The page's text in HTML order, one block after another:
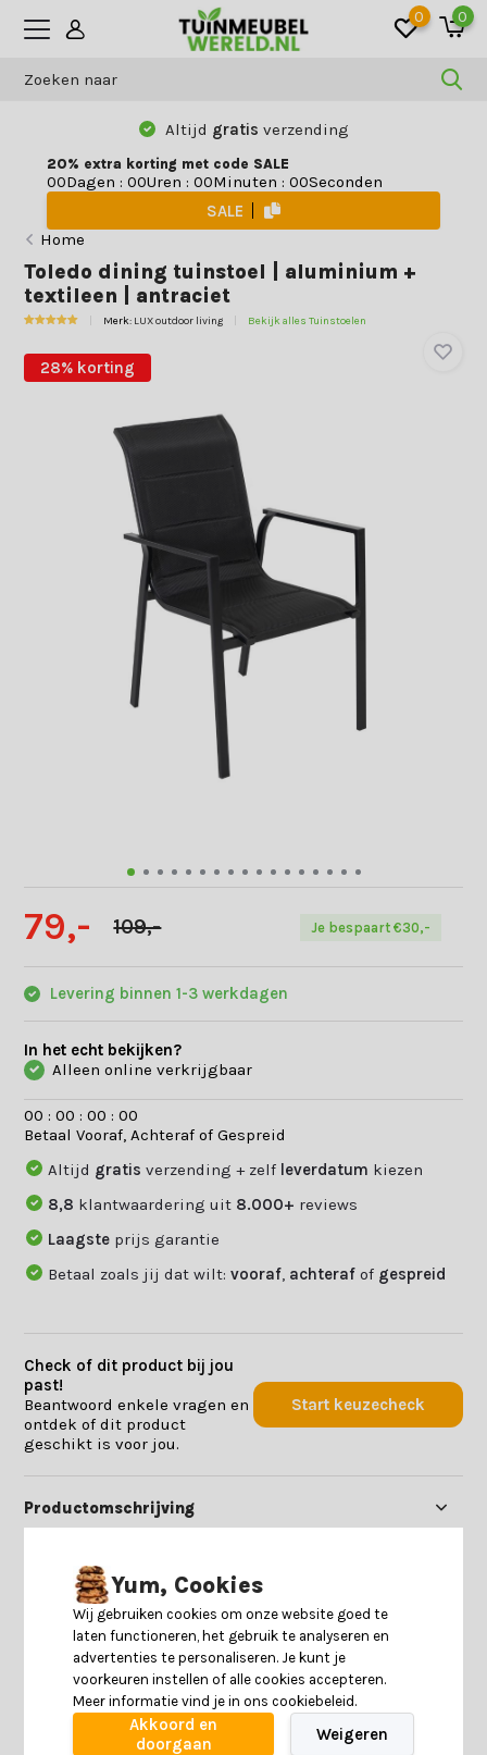
0 0
Altijd gratis verzending
20% extra korting met code SALE
00Dagen : 00Uren : 00Minuten : 00Seconden
SALE
Home
Toledo dining tuinstoel | aluminium +
textileen | antraciet
Merk: LUX outdoor living Bekijk alles Tuinstoelen
28% korting
79,- 109,- Je bespaart €30,-
Levering binnen 1-3 werkdagen
In het echt bekijken?
Alleen online verkrijgbaar
00 :00 :00 :00
Betaal Vooraf, Achteraf of Gespreid
Altijd gratisverzending + zelf leverdatum kiezen
8,8 klantwaardering uit 8.000+ reviews
Laagste prijs garantie
Betaal zoals jij dat wilt:vooraf achteraf of gespreid
Check of dit product bij jou
past!
Beantwoord enkele vragen en
ontdek of dit product
geschikt is voor jou.
Start keuzecheck
Productomschrijving
Specificaties
Reviews
Yum, Cookies
Wij gebruiken cookies om onze website goed te
laten functioneren, het gebruik te analyseren en
advertenties te personaliseren. Je kunt je
voorkeuren instellen of alle cookies accepteren.
Meer informatie vind je in ons cookiebeleid.
Akkoord en
doorgaan
Weigeren